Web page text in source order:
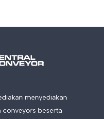
menyediakan
conveyors beserta